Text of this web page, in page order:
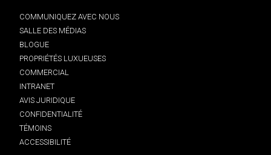
COMMUNIQUEZ AVEC NOUS
SALLE DES MÉDIAS
BLOGUE
PROPRIÉTÉS LUXUEUSES
COMMERCIAL
INTRANET
AVIS JURIDIQUE
CONFIDENTIALITÉ
TÉMOINS
ACCESSIBILITÉ